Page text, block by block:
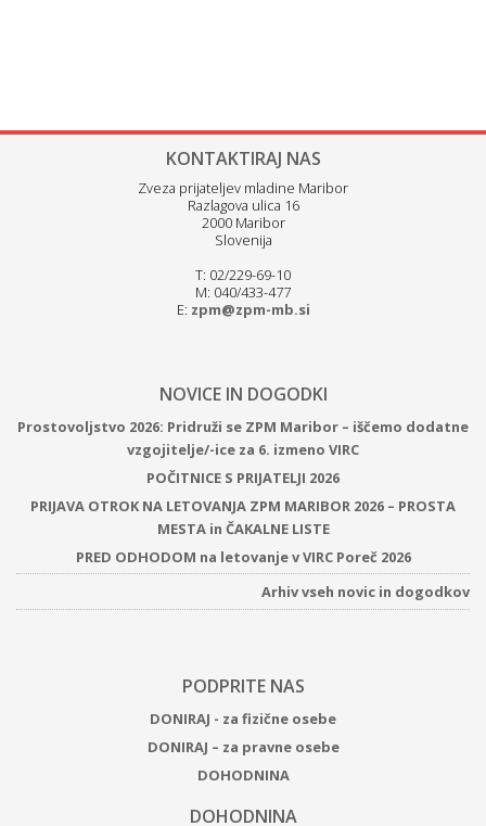
KONTAKTIRAJ NAS
Zveza prijateljev mladine Maribor
Razlagova ulica 16
2000 Maribor
Slovenija
T: 02/229-69-10
M: 040/433-477
E: zpm@zpm-mb.si
NOVICE IN DOGODKI
Prostovoljstvo 2026: Pridruži se ZPM Maribor – iščemo dodatne
vzgojitelje/-ice za 6. izmeno VIRC
POČITNICE S PRIJATELJI 2026
PRIJAVA OTROK NA LETOVANJA ZPM MARIBOR 2026 – PROSTA
MESTA in ČAKALNE LISTE
PRED ODHODOM na letovanje v VIRC Poreč 2026
Arhiv vseh novic in dogodkov
PODPRITE NAS
DONIRAJ - za fizične osebe
DONIRAJ – za pravne osebe
DOHODNINA
DOHODNINA